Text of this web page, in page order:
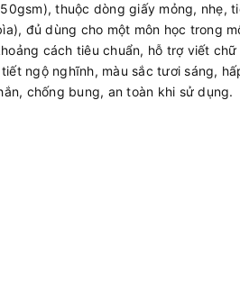
thuộc dòng giấy mỏng, nhẹ,
đủ dùng cho một môn học trong
cách tiêu chuẩn, hỗ trợ viết
ngộ nghĩnh, màu sắc tươi sáng,
chống bung, an toàn khi sử dụng.